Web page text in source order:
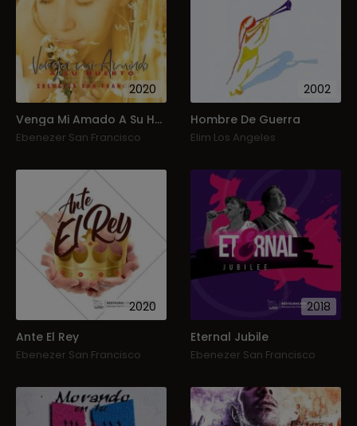
2020
Venga Mi Amado A Su Huerto
Ebenezer San Francisco
2002
Hombre De Guerra
Elim Los Angeles
2020
Ante El Rey
Ebenezer San Francisco
2018
Eternal Jubile
Ebenezer San Francisco